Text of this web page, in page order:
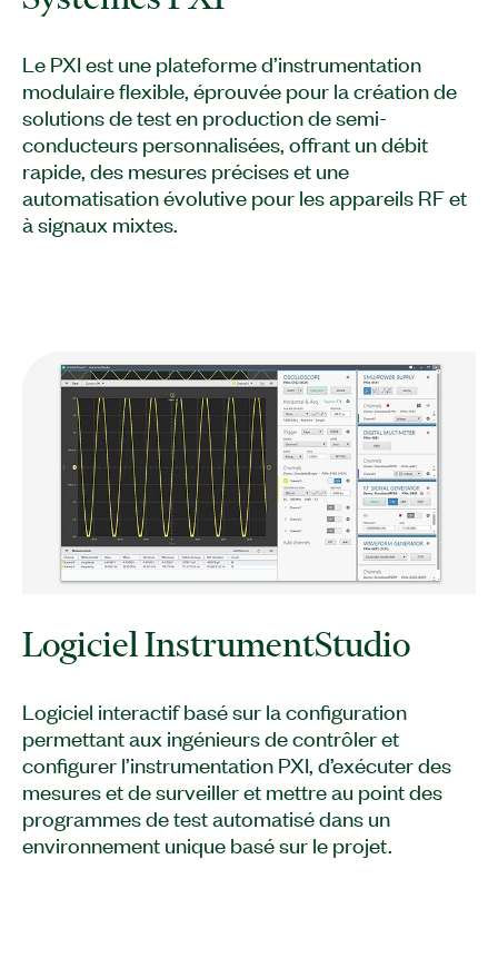
Le PXI est une plateforme d’instrumentation
modulaire flexible, éprouvée pour la création de
solutions de test en production de semi-
conducteurs personnalisées, offrant un débit
rapide, des mesures précises et une
automatisation évolutive pour les appareils RF et
à signaux mixtes.
Logiciel InstrumentStudio
Logiciel interactif basé sur la configuration
permettant aux ingénieurs de contrôler et
configurer l’instrumentation PXI, d’exécuter des
mesures et de surveiller et mettre au point des
programmes de test automatisé dans un
environnement unique basé sur le projet.